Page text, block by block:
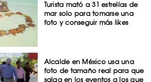
Turista mató a 31 estrellas de
mar solo para tomarse una
foto y conseguir más likes
Alcalde en México usa una
foto de tamaño real para que
salga en los eventos a los que